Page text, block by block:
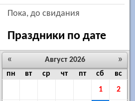
пока, до свидания
Праздники по дате
« »
Август 2026
пн
вт ср чт пт сб
вс
1
2